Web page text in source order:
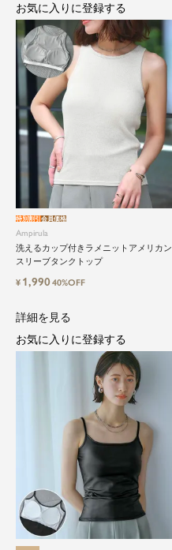
Ampirula
洗えるカップ付きラメニットアメリカン
スリーブタンクトップ
特別割引会員価格
¥ 1,99040%OFF
お気に入りに登録する
詳細を見る
お気に入りに登録する